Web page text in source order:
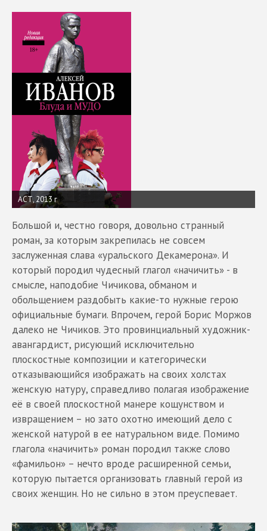
АСТ, 2013 г
Большой и, честно говоря, довольно странный
роман, за которым закрепилась не совсем
заслуженная слава «уральского Декамерона». И
который породил чудесный глагол «начичить» - в
смысле, наподобие Чичикова, обманом и
обольщением раздобыть какие-то нужные герою
официальные бумаги. Впрочем, герой Борис Моржов
далеко не Чичиков. Это провинциальный художник-
авангардист, рисующий исключительно
плоскостные композиции и категорически
отказывающийся изображать на своих холстах
женскую натуру, справедливо полагая изображение
её в своей плоскостной манере кощунством и
извращением – но зато охотно имеющий дело с
женской натурой в ее натуральном виде. Помимо
глагола «начичить» роман породил также слово
«фамильон» – нечто вроде расширенной семьи,
которую пытается организовать главный герой из
своих женщин. Но не сильно в этом преуспевает.